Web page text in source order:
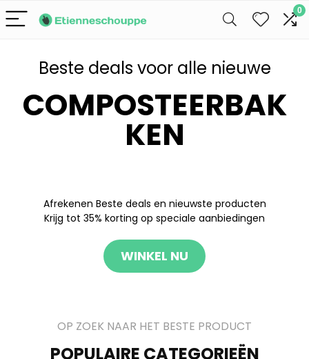
0
Beste deals voor alle nieuwe
COMPOSTEERBAK
KEN
Afrekenen Beste deals en nieuwste producten
Krijg tot 35% korting op speciale aanbiedingen
WINKEL NU
OP ZOEK NAAR HET BESTE PRODUCT
POPULAIRE CATEGORIEËN